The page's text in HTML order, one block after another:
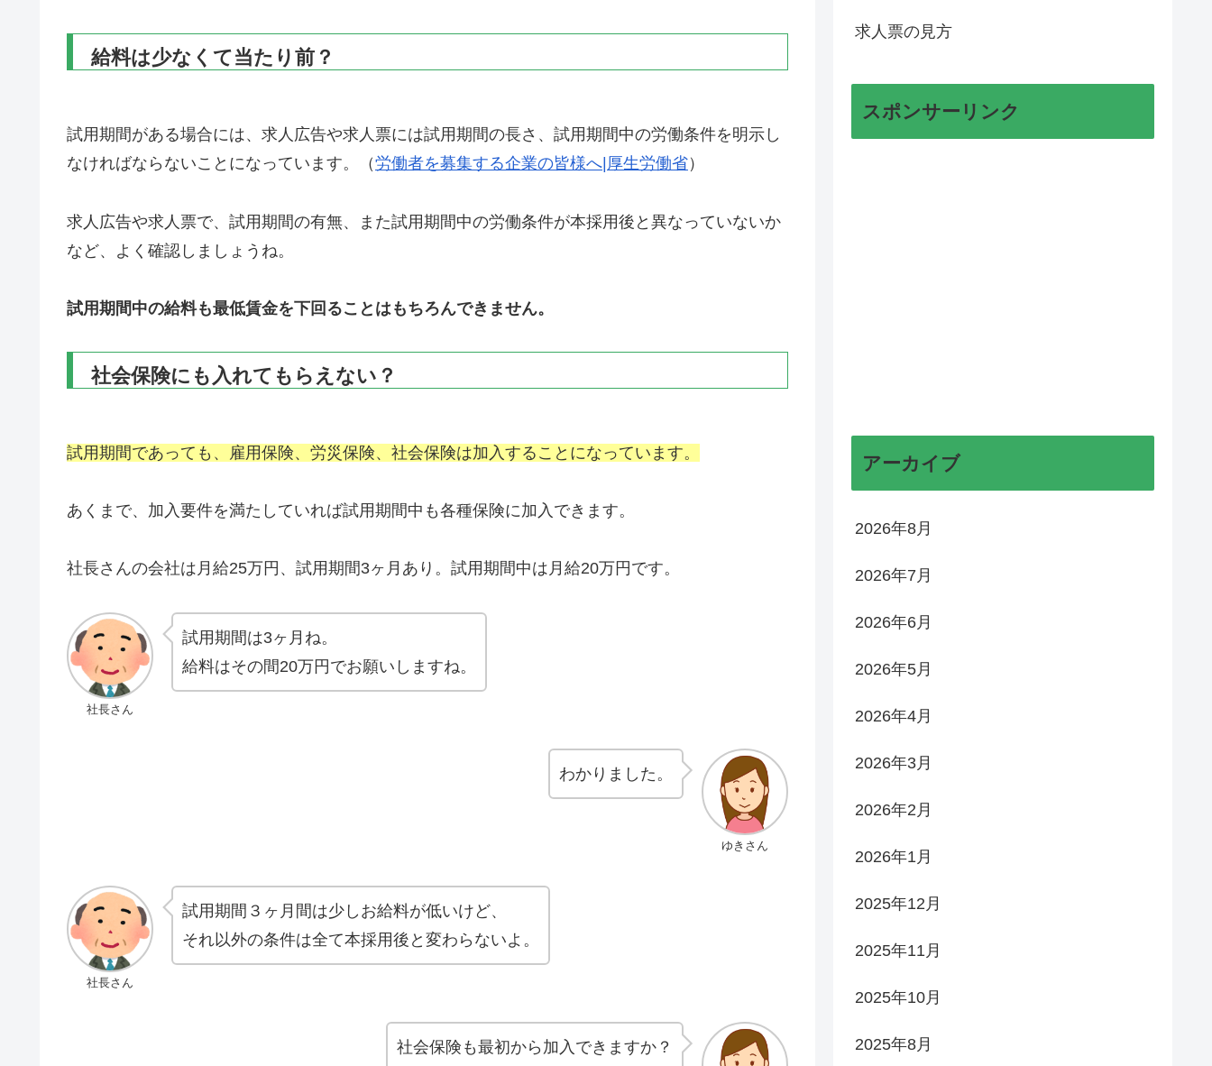
給料は少なくて当たり前？
試用期間がある場合には、求人広告や求人票には試用期間の長さ、試用期間中の労働条件を明示し
なければならないことになっています。（労働者を募集する企業の皆様へ|厚生労働省）
求人広告や求人票で、試用期間の有無、また試用期間中の労働条件が本採用後と異なっていないか
など、よく確認しましょうね。
試用期間中の給料も最低賃金を下回ることはもちろんできません。
社会保険にも入れてもらえない？
試用期間であっても、雇用保険、労災保険、社会保険は加入することになっています。
あくまで、加入要件を満たしていれば試用期間中も各種保険に加入できます。
社長さんの会社は月給25万円、試用期間3ヶ月あり。試用期間中は月給20万円です。
社長さん
試用期間は3ヶ月ね。
給料はその間20万円でお願いしますね。
ゆきさん
わかりました。
社長さん
試用期間３ヶ月間は少しお給料が低いけど、
それ以外の条件は全て本採用後と変わらないよ。
社会保険も最初から加入できますか？
求人票の見方
スポンサーリンク
アーカイブ
2026年8月
2026年7月
2026年6月
2026年5月
2026年4月
2026年3月
2026年2月
2026年1月
2025年12月
2025年11月
2025年10月
2025年8月